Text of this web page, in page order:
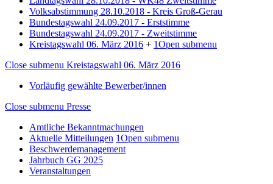
Volksabstimmung 28.10.2018 - Kreis Groß-Gerau
Bundestagswahl 24.09.2017 - Erststimme
Bundestagswahl 24.09.2017 - Zweitstimme
Kreistagswahl 06. März 2016 + 1Open submenu
Close submenu Kreistagswahl 06. März 2016
Vorläufig gewählte Bewerber/innen
Close submenu Presse
Amtliche Bekanntmachungen
Aktuelle Mitteilungen 1Open submenu
Beschwerdemanagement
Jahrbuch GG 2025
Veranstaltungen